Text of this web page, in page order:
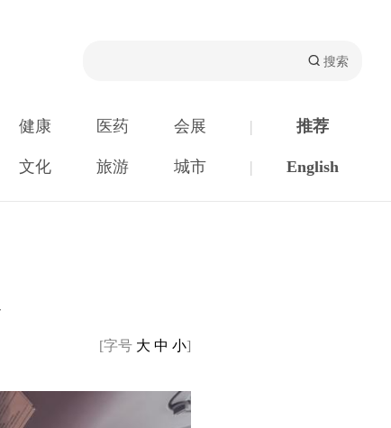
健康 医药 会展 | 推荐
文化 旅游 城市 | English
[字号 大 中 小]